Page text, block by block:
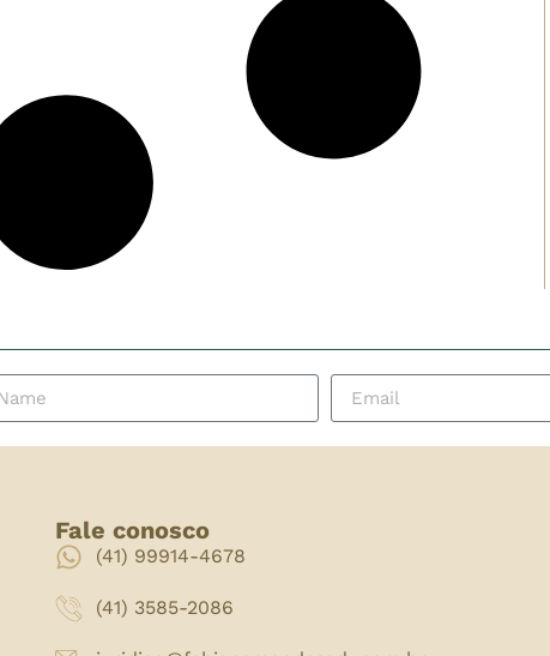
Fale conosco
(41) 99914-4678
(41) 3585-2086